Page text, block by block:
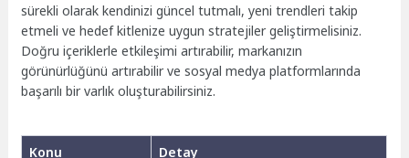
sürekli olarak kendinizi güncel tutmalı, yeni trendleri takip
etmeli ve hedef kitlenize uygun stratejiler geliştirmelisiniz.
Doğru içeriklerle etkileşimi artırabilir, markanızın
görünürlüğünü artırabilir ve sosyal medya platformlarında
başarılı bir varlık oluşturabilirsiniz.
Konu
Detay